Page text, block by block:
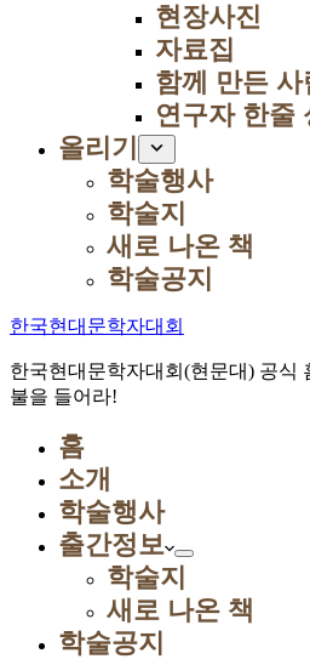
현장사진
자료집
함께 만든 사
연구자 한줄
올리기
학술행사
학술지
새로 나온 책
학술공지
한국현대문학자대회
한국현대문학자대회(현문대) 공식
불을 들어라!
홈
소개
학술행사
출간정보
학술지
새로 나온 책
학술공지